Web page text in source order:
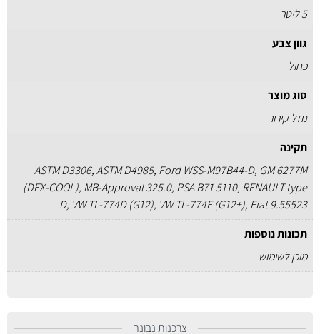
5 ליטר
גוון צבע
כחול
סוג מוצר
נוזל קירור
תקינה
ASTM D3306, ASTM D4985, Ford WSS-M97B44-D, GM 6277M
(DEX-COOL), MB-Approval 325.0, PSA B71 5110, RENAULT type
D, VW TL-774D (G12), VW TL-774F (G12+), Fiat 9.55523
תכונות נוספות
מוכן לשימוש
צרכנות נבונה